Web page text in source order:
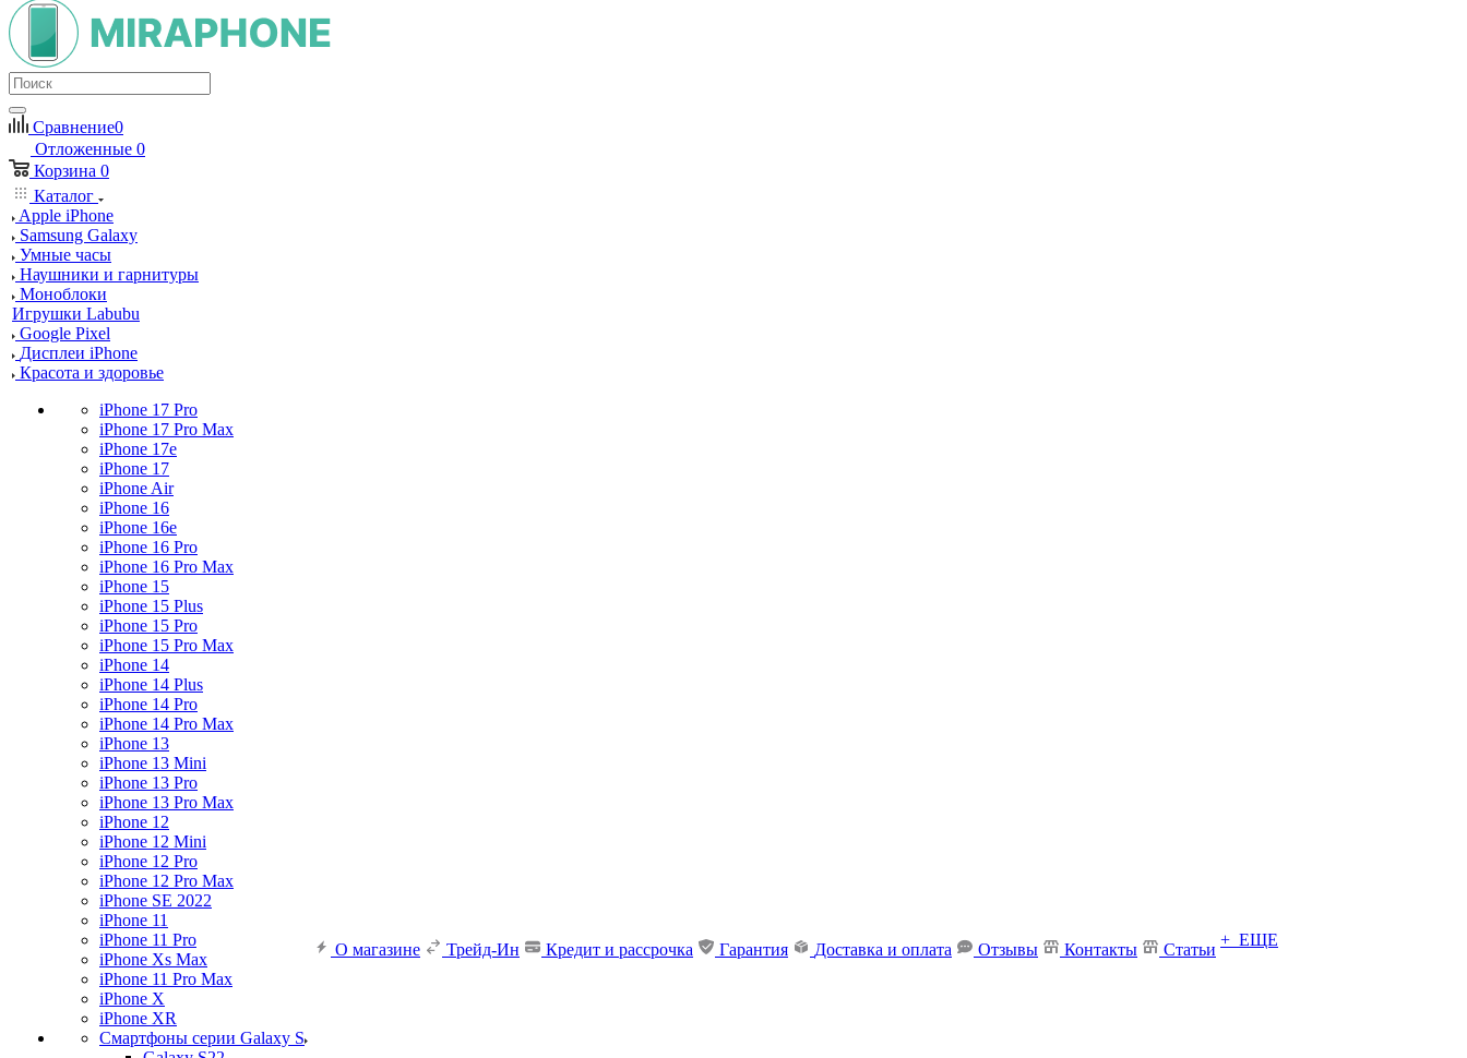
Сравнение0
Отложенные 0
Корзина 0
Каталог
Apple iPhone
Samsung Galaxy
Умные часы
Наушники и гарнитуры
Моноблоки
Игрушки Labubu
Google Pixel
Дисплеи iPhone
Красота и здоровье
iPhone 17 Pro
iPhone 17 Pro Max
iPhone 17e
iPhone 17
iPhone Air
iPhone 16
iPhone 16e
iPhone 16 Pro
iPhone 16 Pro Max
iPhone 15
iPhone 15 Plus
iPhone 15 Pro
iPhone 15 Pro Max
iPhone 14
iPhone 14 Plus
iPhone 14 Pro
iPhone 14 Pro Max
iPhone 13
iPhone 13 Mini
iPhone 13 Pro
iPhone 13 Pro Max
iPhone 12
iPhone 12 Mini
iPhone 12 Pro
iPhone 12 Pro Max
iPhone SE 2022
iPhone 11
iPhone 11 Pro
iPhone Xs Max
iPhone 11 Pro Max
iPhone X
iPhone XR
Смартфоны серии Galaxy S
О магазине Трейд-Ин Кредит и рассрочка Гарантия Доставка и оплата Отзывы Контакты Статьи
+ ЕЩЕ